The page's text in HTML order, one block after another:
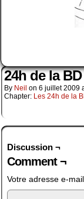
24h de la
By Neil on 6 juillet 2009
Chapter: Les 24h de la
Discussion ¬
Comment ¬
Votre adresse e-